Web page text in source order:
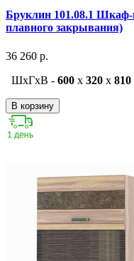
Бруклин 101.08.1 Шкаф-
плавного закрывания)
36 260 р.
ШxГxВ - 600 x 320 x 810
В корзину